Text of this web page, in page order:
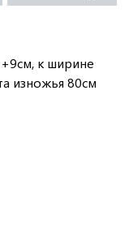
к ширине
изножья 80см